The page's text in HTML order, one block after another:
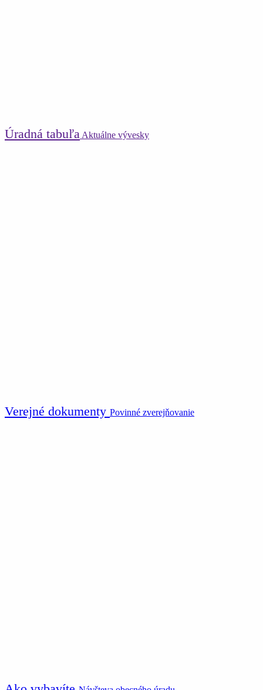
Úradná tabuľa Aktuálne vývesky
Verejné dokumenty Povinné zverejňovanie